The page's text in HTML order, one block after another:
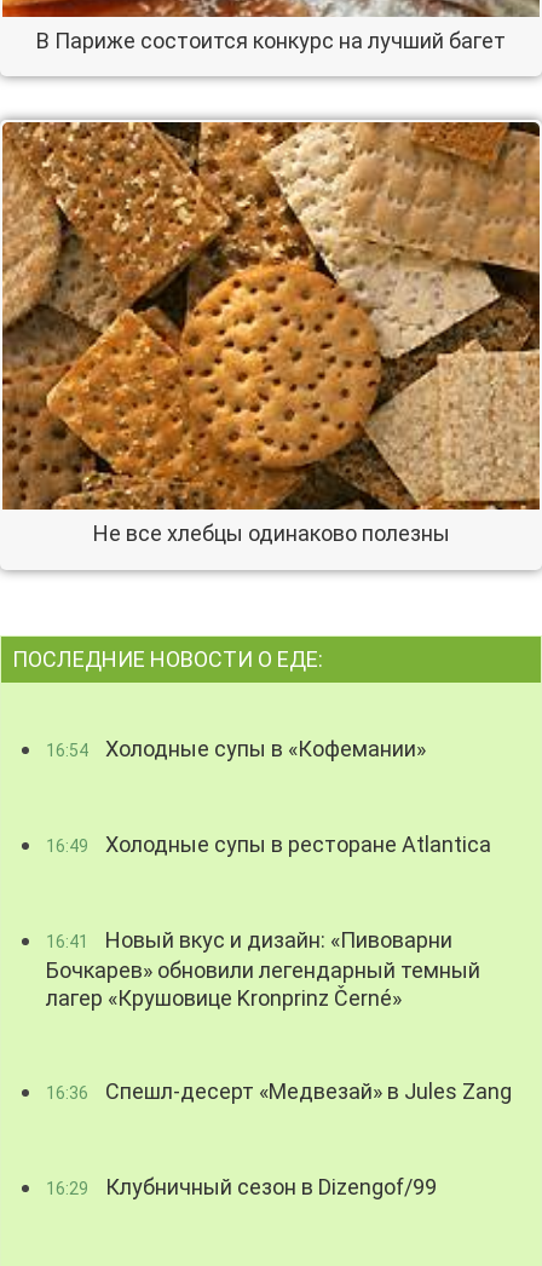
В Париже состоится конкурс на лучший багет
Не все хлебцы одинаково полезны
ПОСЛЕДНИЕ НОВОСТИ О ЕДЕ:
16:54 Холодные супы в «Кофемании»
16:49 Холодные супы в ресторане Atlantica
16:41
Новый вкус и дизайн: «Пивоварни
Бочкарев» обновили легендарный темный
лагер «Крушовице Kronprinz Černé»
16:36 Спешл-десерт «Медвезай» в Jules Zang
16:29 Клубничный сезон в Dizengof/99